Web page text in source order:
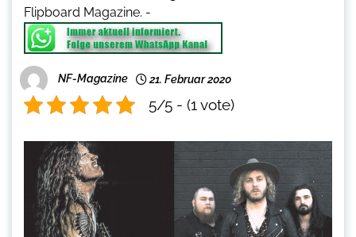
Flipboard Magazine. -
NF-Magazine 21. Februar 2020
5/5 - (1 vote)